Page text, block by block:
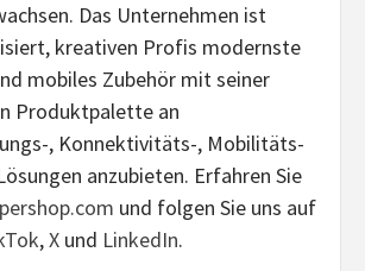
Das Unternehmen ist
kreativen Profis modernste
mobiles Zubehör mit seiner
Produktpalette an
, Konnektivitäts-, Mobilitäts-
anzubieten. Erfahren Sie
und folgen Sie uns auf
,X und LinkedIn.